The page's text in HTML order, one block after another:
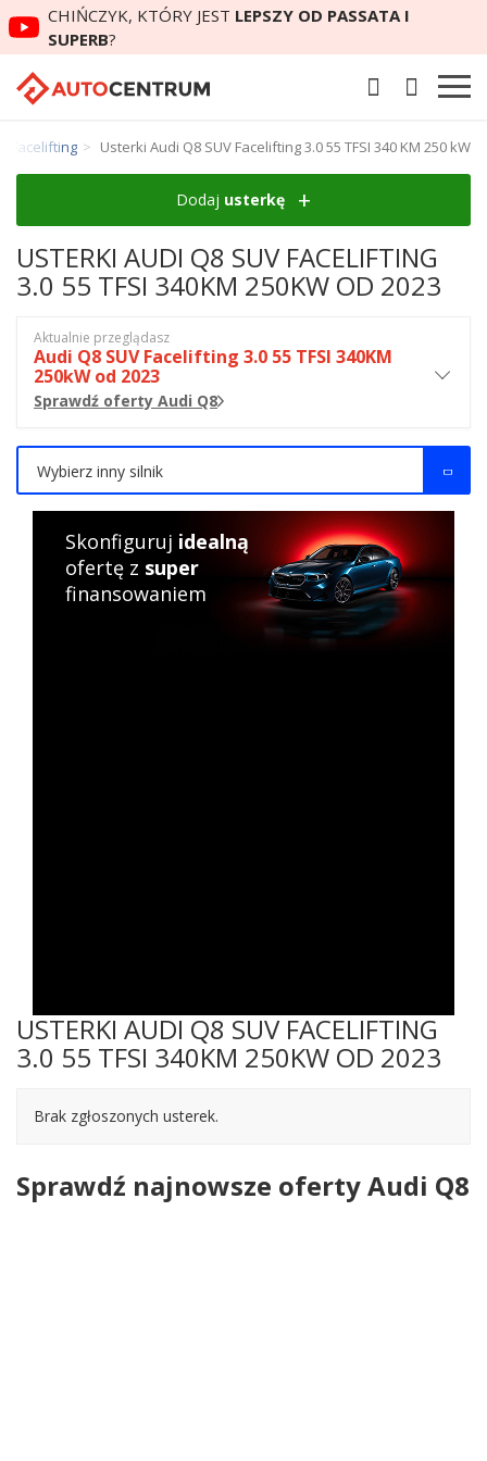
CHIŃCZYK, KTÓRY JEST LEPSZY OD PASSATA I
SUPERB?
Facelifting Usterki Audi Q8 SUV Facelifting 3.0 55 TFSI 340 KM 250 kW
USTERKI AUDI Q8 SUV FACELIFTING
3.0 55 TFSI 340KM 250KW OD 2023
Brak zgłoszonych usterek.
Sprawdź najnowsze oferty Audi Q8
Dodaj usterkę
USTERKI AUDI Q8 SUV FACELIFTING
3.0 55 TFSI 340KM 250KW OD 2023
Aktualnie przeglądasz
Audi Q8 SUV Facelifting 3.0 55 TFSI 340KM
250kW od 2023
Sprawdź oferty Audi Q8
Wybierz inny silnik
Skonfiguruj idealną
ofertę z super
finansowaniem